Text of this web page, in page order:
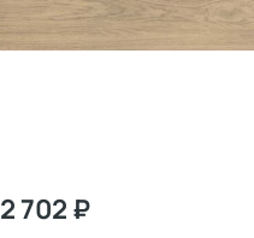
2 702 ₽